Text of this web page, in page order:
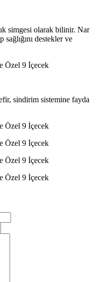
simgesi olarak bilinir. Nar
destekler ve
sindirim sistemine fayda